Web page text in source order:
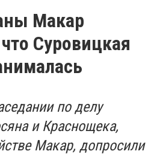
Макар
Суровицкая
по делу
и Краснощека,
Макар, допросили